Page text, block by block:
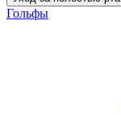
Гольфы